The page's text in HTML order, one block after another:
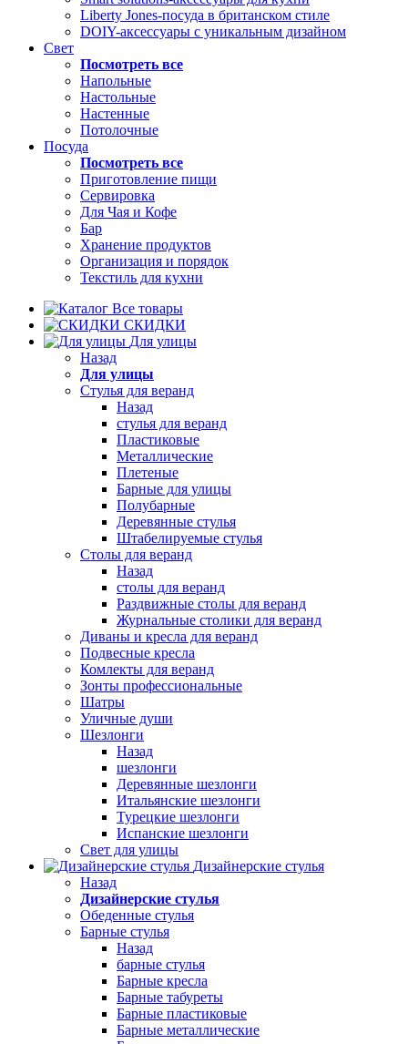
Liberty Jones-посуда в британском стиле
DOIY-аксессуары с уникальным дизайном
Свет
Посмотреть все
Напольные
Настольные
Настенные
Потолочные
Посуда
Посмотреть все
Приготовление пищи
Сервировка
Для Чая и Кофе
Бар
Хранение продуктов
Организация и порядок
Текстиль для кухни
Все товары
СКИДКИ
Для улицы
Назад
Для улицы
Стулья для веранд
Назад
стулья для веранд
Пластиковые
Металлические
Плетеные
Барные для улицы
Полубарные
Деревянные стулья
Штабелируемые стулья
Столы для веранд
Назад
столы для веранд
Раздвижные столы для веранд
Журнальные столики для веранд
Диваны и кресла для веранд
Подвесные кресла
Комлекты для веранд
Зонты профессиональные
Шатры
Уличные души
Шезлонги
Назад
шезлонги
Деревянные шезлонги
Итальянские шезлонги
Турецкие шезлонги
Испанские шезлонги
Свет для улицы
Дизайнерские стулья
Назад
Дизайнерские стулья
Обеденные стулья
Барные стулья
Назад
барные стулья
Барные кресла
Барные табуреты
Барные пластиковые
Барные металлические